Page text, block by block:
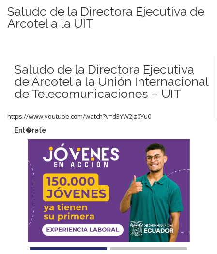
Saludo de la Directora Ejecutiva de
Arcotel a la UIT
Saludo de la Directora Ejecutiva
de Arcotel a la Unión Internacional
de Telecomunicaciones – UIT
https://www.youtube.com/watch?v=d3YW2Jz0Yu0
Ent�rate